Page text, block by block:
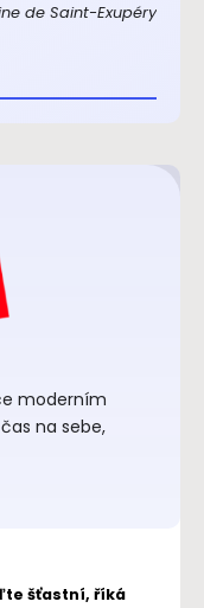
de Saint-Exupéry
moderním
na sebe,
šťastní, říká